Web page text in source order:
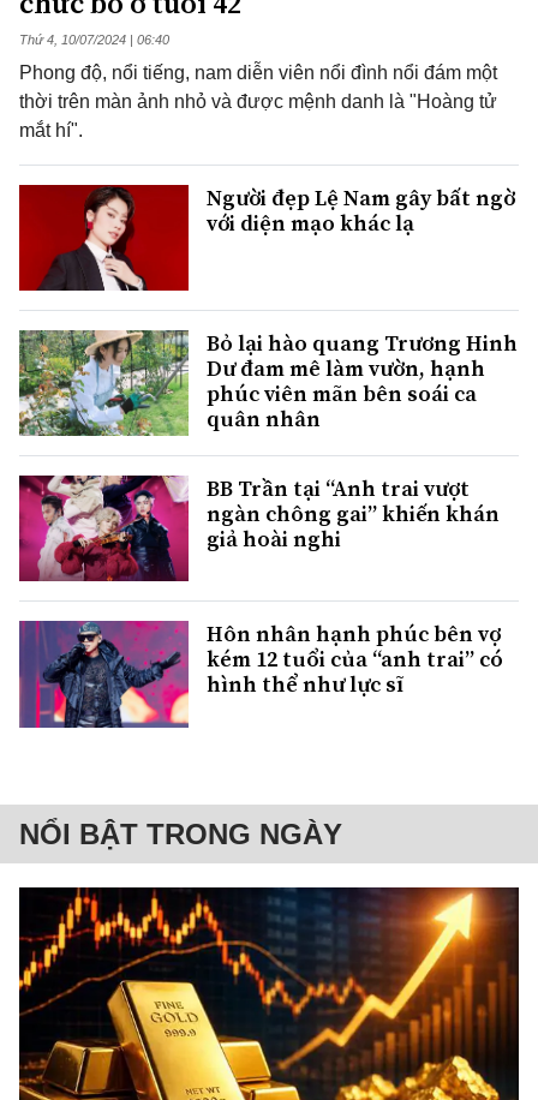
Thứ 4, 10/07/2024 | 06:40
Phong độ, nổi tiếng, nam diễn viên nổi đình nổi đám một
thời trên màn ảnh nhỏ và được mệnh danh là "Hoàng tử
mắt hí".
Người đẹp Lệ Nam gây bất ngờ
với diện mạo khác lạ
Bỏ lại hào quang Trương Hinh
Dư đam mê làm vườn, hạnh
phúc viên mãn bên soái ca
quân nhân
BB Trần tại “Anh trai vượt
ngàn chông gai” khiến khán
giả hoài nghi
Hôn nhân hạnh phúc bên vợ
kém 12 tuổi của “anh trai” có
hình thể như lực sĩ
NỔI BẬT TRONG NGÀY